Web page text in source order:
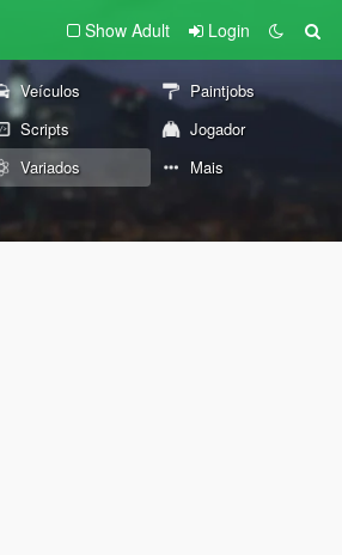
Show Adult Login
Veículos
Paintjobs
Scripts
Jogador
Variados Mais